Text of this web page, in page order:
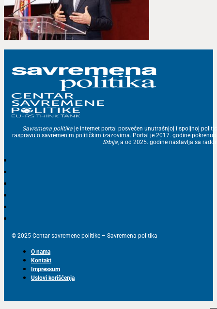
Savremena politika je internet portal posvećen unutrašnjoj i spoljnoj
raspravu o savremenim političkim izazovima. Portal je 2017. godine
Srbija, a od 2025. godine nastavlja sa
© 2025 Centar savremene politike – Savremena politika
O nama
Kontakt
Impressum
Uslovi korišćenja